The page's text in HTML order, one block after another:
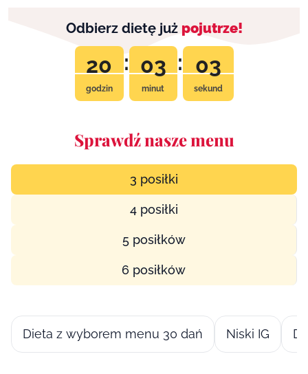
Odbierz dietę już pojutrze!
20
godzin
: 03
minut
: 02
sekund
Sprawdź nasze menu
3 posiłki
4 posiłki
5 posiłków
6 posiłków
Dieta z wyborem menu 30 dań Niski IG